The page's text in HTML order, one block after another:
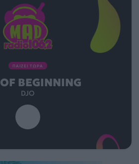
ΠΑΙΖΕΙ ΤΩΡΑ
BEGINNING
DJO